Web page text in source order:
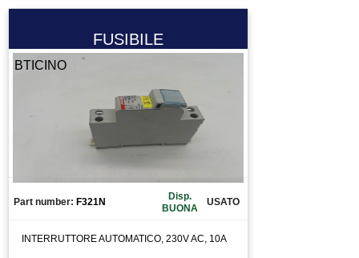
ENCODER
FERRITE TORROIDALE
GRUPPO TRATTAMENTO ARIA
INGRANAGGIO
FUSIBILE
BTICINO
Part number: F321N
Disp.
BUONA
USATO
INTERRUTTORE AUTOMATICO, 230V AC, 10A